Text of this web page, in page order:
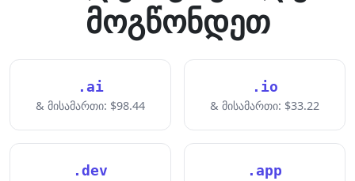
მოგწონდეთ
.ai
& მისამართი: $98.44
.io
& მისამართი: $33.22
.dev .app